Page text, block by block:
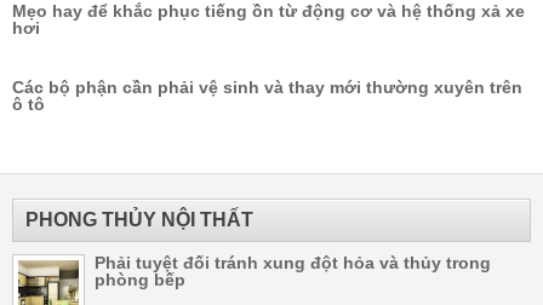
Mẹo hay để khắc phục tiếng ồn từ động cơ và hệ thống xả xe
hơi
Các bộ phận cần phải vệ sinh và thay mới thường xuyên trên
ô tô
PHONG THỦY NỘI THẤT
Phải tuyệt đối tránh xung đột hỏa và thủy trong
phòng bếp